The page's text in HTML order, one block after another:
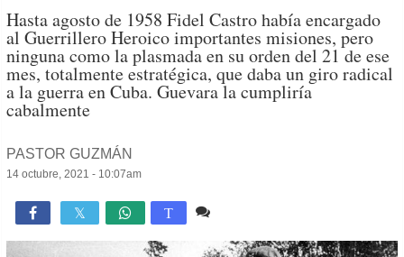
Hasta agosto de 1958 Fidel Castro había encargado
al Guerrillero Heroico importantes misiones, pero
ninguna como la plasmada en su orden del 21 de ese
mes, totalmente estratégica, que daba un giro radical
a la guerra en Cuba. Guevara la cumpliría
cabalmente
PASTOR GUZMÁN
14 octubre, 2021 - 10:07am
 T